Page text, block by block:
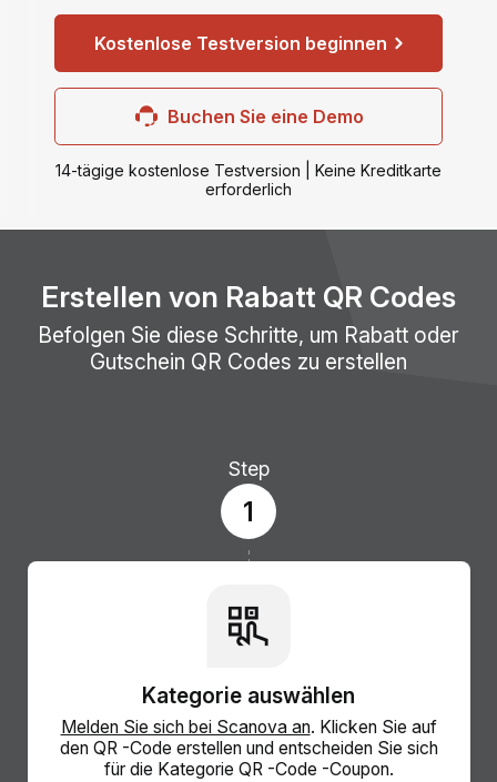
Kostenlose Testversion beginnen
Buchen Sie eine Demo
14-tägige kostenlose Testversion | Keine Kreditkarte
erforderlich
Erstellen von Rabatt QR Codes
Befolgen Sie diese Schritte, um Rabatt oder
Gutschein QR Codes zu erstellen
Step
1
Kategorie auswählen
Melden Sie sich bei Scanova an. Klicken Sie auf
den QR -Code erstellen und entscheiden Sie sich
für die Kategorie QR -Code -Coupon.